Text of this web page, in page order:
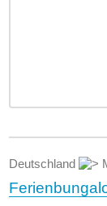
Deutschland